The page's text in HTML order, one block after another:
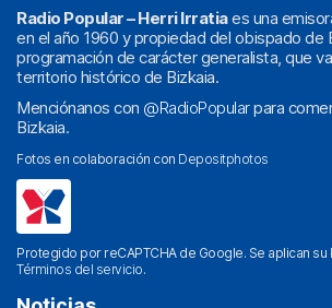
Radio Popular – Herri Irratiaes una
en el año 1960 y propiedad del obispado de
programación de carácter generalista, que
territorio histórico de Bizkaia.
Menciónanos con @RadioPopularpara
Bizkaia.
Fotos en colaboración con Depositphotos
Protegido por reCAPTCHA de Google. Se aplican su
Términos del servicio.